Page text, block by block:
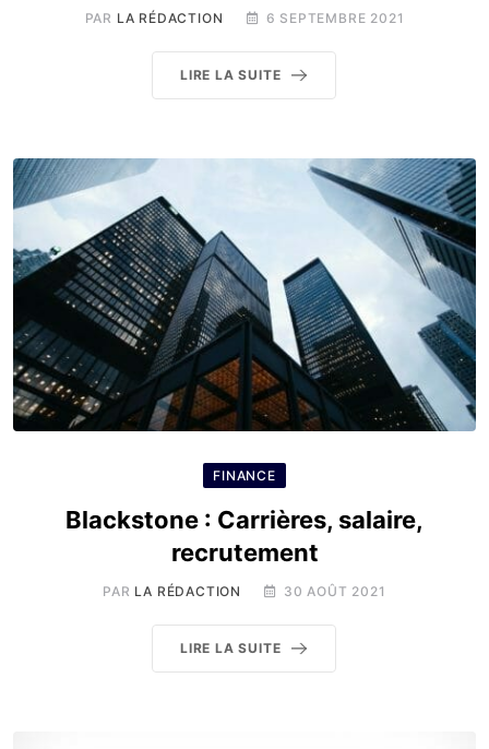
PAR LA RÉDACTION 6 SEPTEMBRE 2021
LIRE LA SUITE
FINANCE
Blackstone : Carrières, salaire,
recrutement
PAR LA RÉDACTION 30 AOÛT 2021
LIRE LA SUITE